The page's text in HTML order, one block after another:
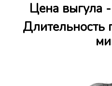
Цена выгула
Длительность